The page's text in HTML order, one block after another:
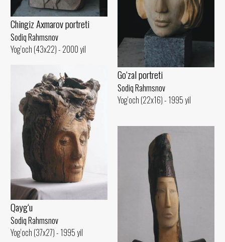
Chingiz Axmarov portreti
Sodiq Rahmsnov
Yog‘och (43x22) - 2000 yil
Go‘zal portreti
Sodiq Rahmsnov
Yog‘och (22x16) - 1995 yil
Qayg‘u
Sodiq Rahmsnov
Yog‘och (37x27) - 1995 yil